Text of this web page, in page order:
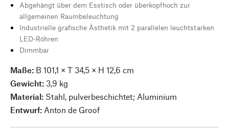
Abgehängt über dem Esstisch oder überkopfhoch zur
allgemeinen Raumbeleuchtung
Industrielle grafische Ästhetik mit 2 parallelen leuchtstarken
LED-Röhren
Dimmbar
Maße: B 101,1 × T 34,5 × H 12,6 cm
Gewicht: 3,9 kg
Material: Stahl, pulverbeschichtet; Aluminium
Entwurf: Anton de Groof